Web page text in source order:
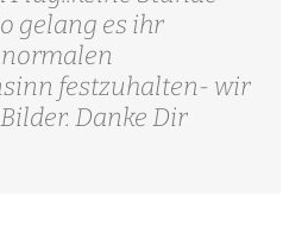
gelang es ihr
festzuhalten- wir
Danke Dir